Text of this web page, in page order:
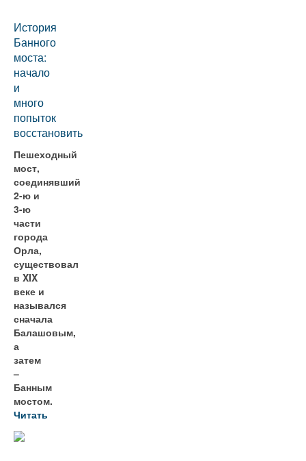
История
Банного
моста:
начало
и
много
попыток
восстановить
Пешеходный
мост,
соединявший
2-ю и
3-ю
части
города
Орла,
существовал
в XIX
веке и
назывался
сначала
Балашовым,
а
затем
–
Банным
мостом.
Читать